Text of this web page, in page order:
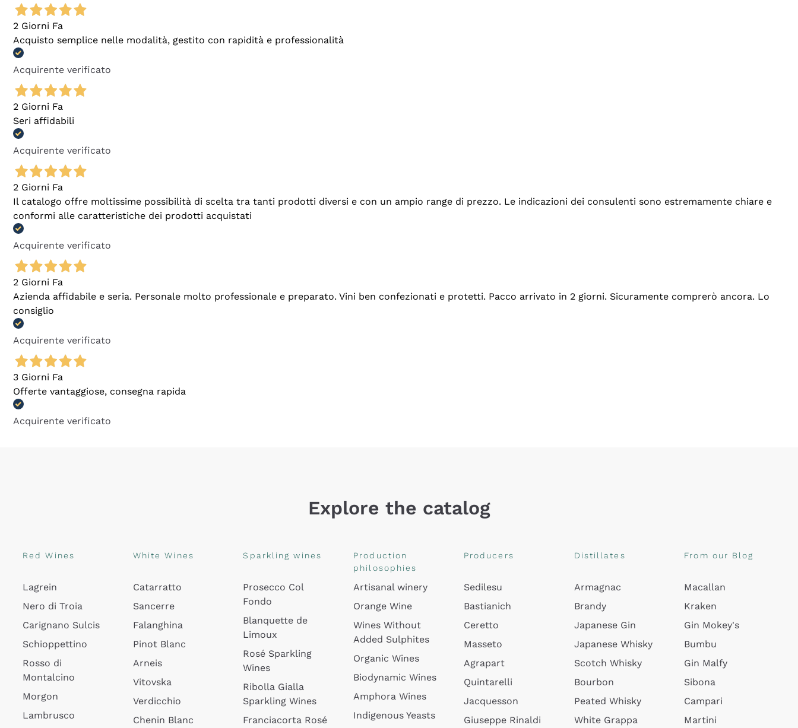
2 Giorni Fa
Acquisto semplice nelle modalità, gestito con rapidità e professionalità
Acquirente verificato
2 Giorni Fa
Seri affidabili
Acquirente verificato
2 Giorni Fa
Il catalogo offre moltissime possibilità di scelta tra tanti prodotti diversi e con un ampio range di prezzo. Le indicazioni dei consulenti sono estremamente chiare e
conformi alle caratteristiche dei prodotti acquistati
Acquirente verificato
2 Giorni Fa
Azienda affidabile e seria. Personale molto professionale e preparato. Vini ben confezionati e protetti. Pacco arrivato in 2 giorni. Sicuramente comprerò ancora. Lo
consiglio
Acquirente verificato
3 Giorni Fa
Offerte vantaggiose, consegna rapida
Acquirente verificato
Explore the catalog
Red Wines
Lagrein
Nero di Troia
Carignano Sulcis
Schioppettino
Rosso di
Montalcino
Morgon
Lambrusco
White Wines
Catarratto
Sancerre
Falanghina
Pinot Blanc
Arneis
Vitovska
Verdicchio
Chenin Blanc
Sparkling wines
Prosecco Col
Fondo
Blanquette de
Limoux
Rosé Sparkling
Wines
Ribolla Gialla
Sparkling Wines
Franciacorta Rosé
Production
philosophies
Artisanal winery
Orange Wine
Wines Without
Added Sulphites
Organic Wines
Biodynamic Wines
Amphora Wines
Indigenous Yeasts
Producers
Sedilesu
Bastianich
Ceretto
Masseto
Agrapart
Quintarelli
Jacquesson
Giuseppe Rinaldi
Distillates
Armagnac
Brandy
Japanese Gin
Japanese Whisky
Scotch Whisky
Bourbon
Peated Whisky
White Grappa
From our Blog
Macallan
Kraken
Gin Mokey's
Bumbu
Gin Malfy
Sibona
Campari
Martini